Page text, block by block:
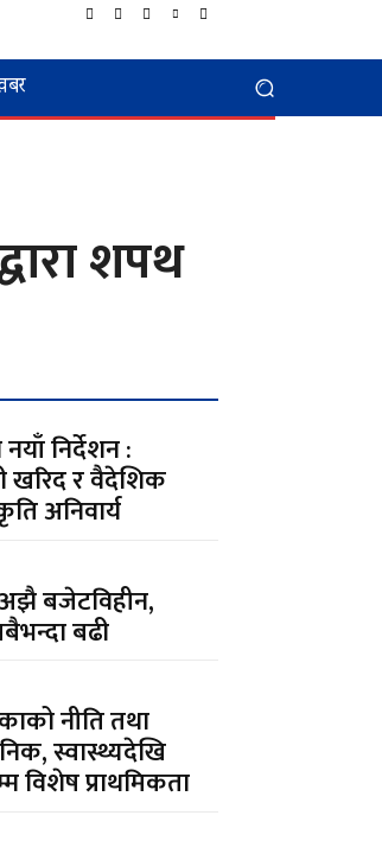
शपथ
निर्देशन :
खरिद र वैदेशिक
अनिवार्य
बजेटविहीन,
बढी
नीति तथा
स्वास्थ्यदेखि
विशेष प्राथमिकता